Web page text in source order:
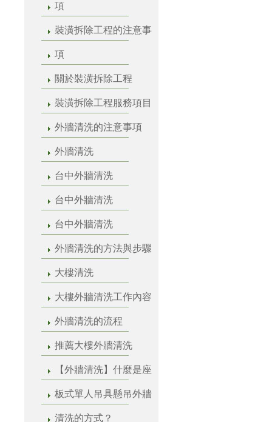
項
裝潢拆除工程的注意事
項
關於裝潢拆除工程
裝潢拆除工程服務項目
外牆清洗的注意事項
外牆清洗
台中外牆清洗
台中外牆清洗
台中外牆清洗
外牆清洗的方法與步驟
大樓清洗
大樓外牆清洗工作內容
外牆清洗的流程
推薦大樓外牆清洗
【外牆清洗】什麼是座
板式單人吊具懸吊外牆
清洗的方式？